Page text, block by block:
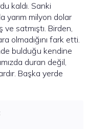
kaldı. Sanki
yarım milyon dolar
satmıştı. Birden,
olmadığını fark etti.
bulduğu kendine
duran değil,
Başka yerde